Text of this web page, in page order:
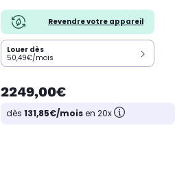
Revendre votre appareil
Louer dès
50,49€/mois
2249,00€
dès 131,85€/moisen 20x